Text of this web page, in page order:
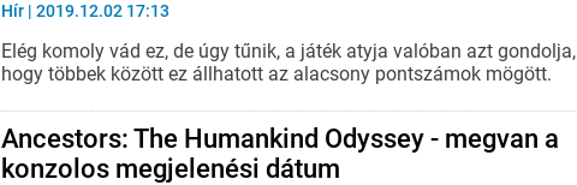
Hír | 2019.12.02 17:13
Elég komoly vád ez, de úgy tűnik, a játék atyja valóban azt gondolja,
hogy többek között ez állhatott az alacsony pontszámok mögött.
Ancestors: The Humankind Odyssey - megvan a
konzolos megjelenési dátum